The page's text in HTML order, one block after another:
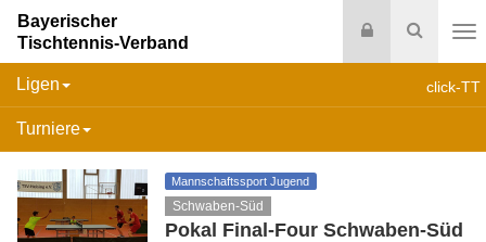
Suche
Login
Bayerischer
Tischtennis-Verband
click-TT
Ligen
Turniere
Mannschaftssport Jugend
Schwaben-Süd
Pokal Final-Four Schwaben-Süd